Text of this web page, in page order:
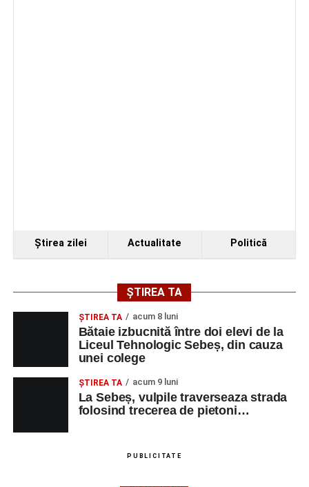
Ştirea zilei Actualitate Politică
ȘTIREA TA
ŞTIREA TA acum 8 luni
Bătaie izbucnită între doi elevi de la
Liceul Tehnologic Sebeș, din cauza
unei colege
ŞTIREA TA acum 9 luni
La Sebeș, vulpile traverseaza strada
folosind trecerea de pietoni…
PUBLICITATE